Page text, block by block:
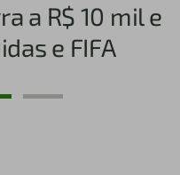
a R$ 10 mil e
e FIFA